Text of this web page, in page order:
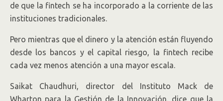
de que la fintech se ha incorporado a la corriente de las
instituciones tradicionales.
Pero mientras que el dinero y la atención están fluyendo
desde los bancos y el capital riesgo, la fintech recibe
cada vez menos atención a una mayor escala.
Saikat Chaudhuri, director del Instituto Mack de
Wharton para la Gestión de la Innovación, dice que la